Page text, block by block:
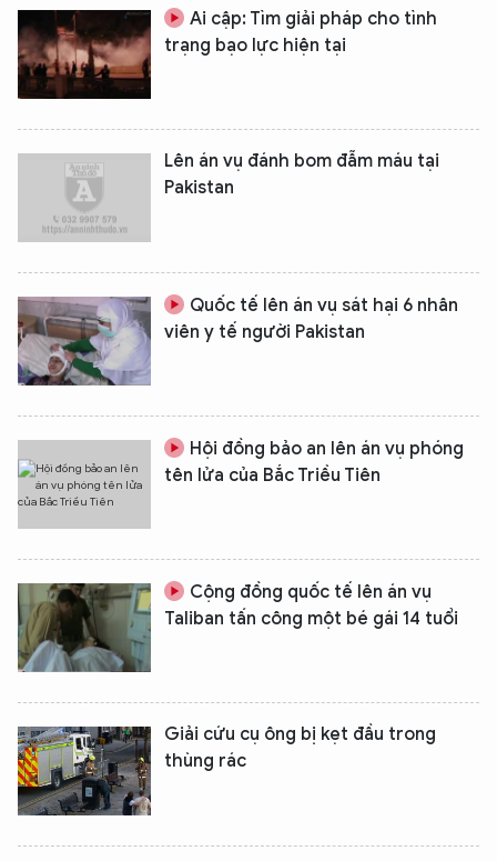
Ai cập: Tìm giải pháp cho tình
trạng bạo lực hiện tại
Lên án vụ đánh bom đẫm máu tại
Pakistan
Quốc tế lên án vụ sát hại 6 nhân
viên y tế người Pakistan
Hội đồng bảo an lên án vụ phóng
tên lửa của Bắc Triều Tiên
Cộng đồng quốc tế lên án vụ
Taliban tấn công một bé gái 14 tuổi
Giải cứu cụ ông bị kẹt đầu trong
thùng rác